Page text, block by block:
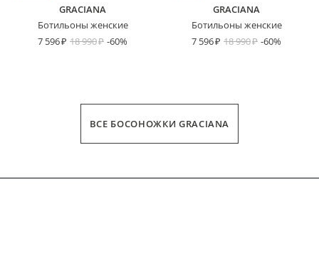
GRACIANA
Ботильоны женские
7 596
18 990 -60%
GRACIANA
Ботильоны женские
7 596
18 990 -60%
ВСЕ БОСОНОЖКИ GRACIANA